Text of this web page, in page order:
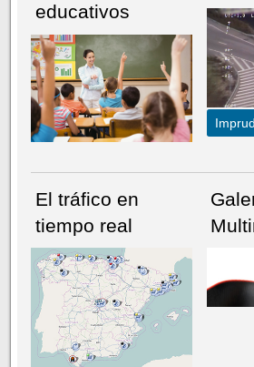
NÚMERO ACTUALHEMEROTECA
educativos
El tráfico en
tiempo real